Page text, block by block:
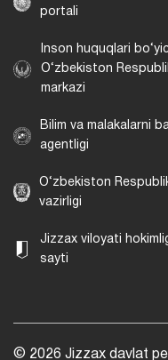
portali
Inson huquqlari
O‘zbekiston
markazi
Bilim va malakalarni
agentligi
O‘zbekiston
vazirligi
Jizzax viloyati
sayti
© 2026 Jizzax davlat